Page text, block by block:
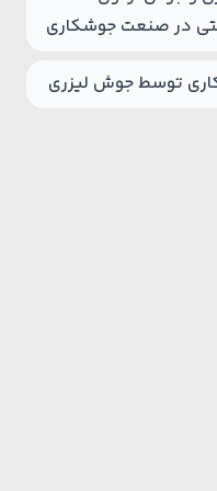
در صنعت جوشکاری
توسط جوش لیزری